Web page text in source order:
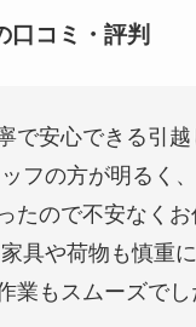
コミ・評判
で安心できる引越
フの方が明るく
たので不安なくお
具や荷物も慎重
業もスムーズでし